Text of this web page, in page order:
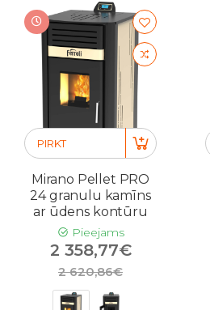
PIRKT
Mirano Pellet PRO
24 granulu kamīns
ar ūdens kontūru
Pieejams
2 358,77€
2 620,86€